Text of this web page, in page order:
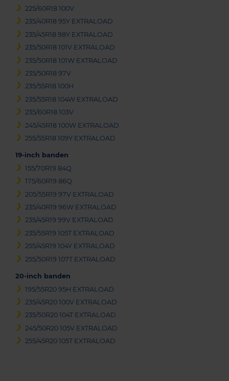
225/60R18 100V
235/40R18 95Y EXTRALOAD
235/45R18 98Y EXTRALOAD
235/50R18 101V EXTRALOAD
235/50R18 101W EXTRALOAD
235/50R18 97V
235/55R18 100H
235/55R18 104W EXTRALOAD
235/60R18 103V
245/45R18 100W EXTRALOAD
255/55R18 109Y EXTRALOAD
19-inch banden
155/70R19 84Q
175/60R19 86Q
205/55R19 97V EXTRALOAD
235/40R19 96W EXTRALOAD
235/45R19 99V EXTRALOAD
235/55R19 105T EXTRALOAD
255/45R19 104Y EXTRALOAD
255/50R19 107T EXTRALOAD
20-inch banden
195/55R20 95H EXTRALOAD
235/45R20 100V EXTRALOAD
235/50R20 104T EXTRALOAD
245/50R20 105V EXTRALOAD
255/45R20 105T EXTRALOAD